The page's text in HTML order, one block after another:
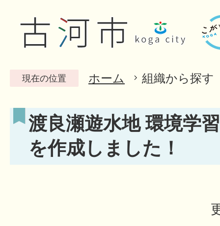
現在の位置 ホーム 組織から探す
渡良瀬遊水地 環境学
を作成しました！